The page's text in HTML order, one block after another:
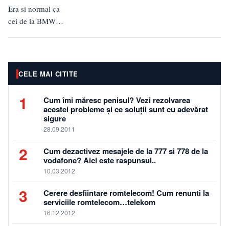
Era si normal ca
cei de la BMW sa
CELE MAI CITITE
1
Cum îmi măresc penisul? Vezi rezolvarea
acestei probleme și ce soluții sunt cu adevărat
sigure
28.09.2011
2
Cum dezactivez mesajele de la 777 si 778 de la
vodafone? Aici este raspunsul..
10.03.2012
3
Cerere desfiintare romtelecom! Cum renunti la
serviciile romtelecom…telekom
16.12.2012